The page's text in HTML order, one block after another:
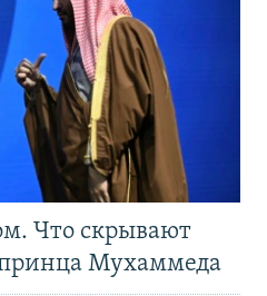
Что скрывают
Мухаммеда